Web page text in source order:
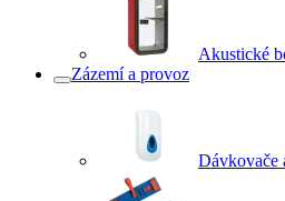
Akustické
Zázemí a provoz
Dávkovače